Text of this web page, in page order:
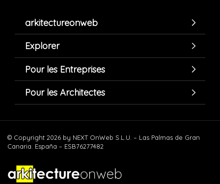
arkitectureonweb
Explorer
Pour les Entreprises
Pour les Architectes
© Copyright 2026 by NEXT OnWeb S.L.U. – Las Palmas de Gran
Canaria. España – ESB76277482